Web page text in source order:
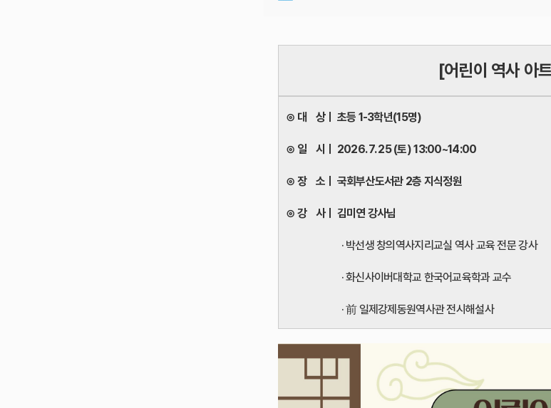
[어린이 역사 아
⊙ 대 상ㅣ 초등 1-3학년(15명)
⊙ 일 시ㅣ 2026. 7. 25 (토) 13:00~14:00
⊙ 장 소ㅣ 국회부산도서관 2층 지식정원
⊙ 강 사ㅣ 김미연 강사님
· 박선생 창의역사지리교실 역사 교육 전문 강사
· 화신사이버대학교 한국어교육학과 교수
· 前 일제강제동원역사관 전시해설사